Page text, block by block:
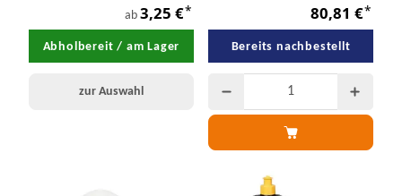
ab 3,25 €*
Abholbereit / am Lager
zur Auswahl
80,81 €*
Bereits nachbestellt